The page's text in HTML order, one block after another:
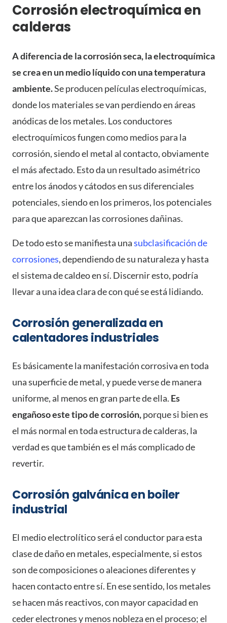
Corrosión electroquímica en
calderas
A diferencia de la corrosión seca, la electroquímica
se crea en un medio líquido con una temperatura
ambiente.Se producen películas electroquímicas,
donde los materiales se van perdiendo en áreas
anódicas de los metales. Los conductores
electroquímicos fungen como medios para la
corrosión, siendo el metal al contacto, obviamente
el más afectado. Esto da un resultado asimétrico
entre los ánodos y cátodos en sus diferenciales
potenciales, siendo en los primeros, los potenciales
para que aparezcan las corrosiones dañinas.
De todo esto se manifiesta unasubclasificación de
corrosiones, dependiendo de su naturaleza y hasta
el sistema de caldeo en sí. Discernir esto, podría
llevar a una idea clara de con qué se está lidiando.
Corrosión generalizada en
calentadores industriales
Es básicamente la manifestación corrosiva en toda
una superficie de metal, y puede verse de manera
uniforme, al menos en gran parte de ella. Es
engañoso este tipo de corrosión,porque si bien es
el más normal en toda estructura de calderas, la
verdad es que también es el más complicado de
revertir.
Corrosión galvánica en boiler
industrial
El medio electrolítico será el conductor para esta
clase de daño en metales, especialmente, si estos
son de composiciones o aleaciones diferentes y
hacen contacto entre sí. En ese sentido, los metales
se hacen más reactivos, con mayor capacidad en
ceder electrones y menos nobleza en el proceso; el